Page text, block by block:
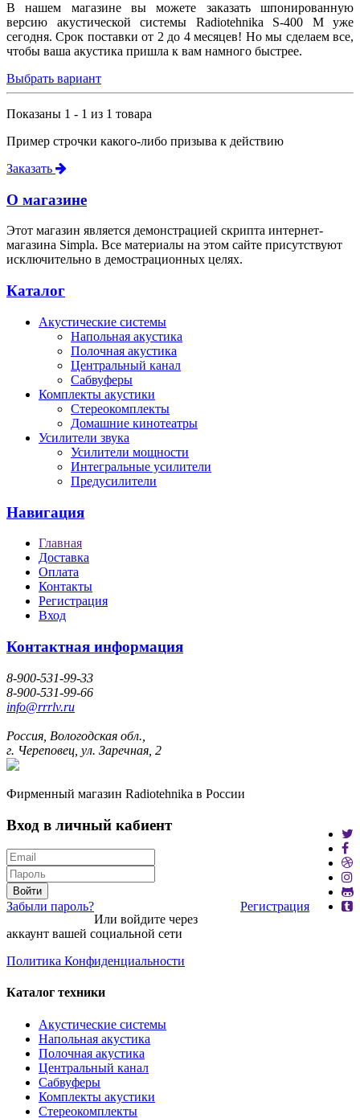
В нашем магазине вы можете заказать шпонированную
версию акустической системы Radiotehnika S-400 M уже
сегодня. Срок поставки от 2 до 4 месяцев! Но мы сделаем все,
чтобы ваша акустика пришла к вам намного быстрее.
Выбрать вариант
Показаны 1 - 1 из 1 товара
Пример строчки какого-либо призыва к действию
Заказать
О магазине
Этот магазин является демонстрацией скрипта интернет-
магазина Simpla. Все материалы на этом сайте присутствуют
исключительно в демострационных целях.
Каталог
Акустические системы
Напольная акустика
Полочная акустика
Центральный канал
Сабвуферы
Комплекты акустики
Стереокомплекты
Домашние кинотеатры
Усилители звука
Усилители мощности
Интегральные усилители
Предусилители
Навигация
Главная
Доставка
Оплата
Контакты
Регистрация
Вход
Контактная информация
8-900-531-99-33
8-900-531-99-66
info@rrrlv.ru
Россия, Вологодская обл.,
г. Череповец, ул. Заречная, 2
Фирменный магазин Radiotehnika в России
Вход в личный кабиент
Войти
Забыли пароль?
Регистрация
Или войдите через
аккаунт вашей социальной сети
Политика Конфиденциальности
Каталог техники
Акустические системы
Напольная акустика
Полочная акустика
Центральный канал
Сабвуферы
Комплекты акустики
Стереокомплекты